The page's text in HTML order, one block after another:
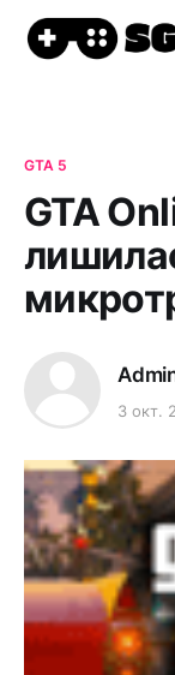
GTA 5
GTA
3 окт.